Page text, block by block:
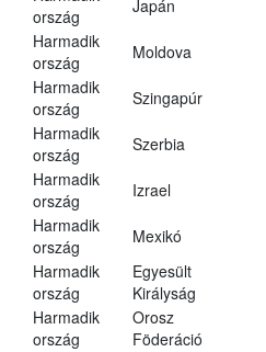
ország
Japán
Harmadik
ország
Moldova
Harmadik
ország
Szingapúr
Harmadik
ország
Szerbia
Harmadik
ország
Izrael
Harmadik
ország
Mexikó
Harmadik
ország
Egyesült
Királyság
Harmadik
ország
Orosz
Föderáció